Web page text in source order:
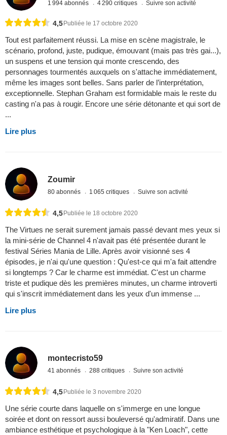
1 994 abonnés 4 290 critiques Suivre son activité
4,5 Publiée le 17 octobre 2020
Tout est parfaitement réussi. La mise en scène magistrale, le
scénario, profond, juste, pudique, émouvant (mais pas très gai...),
un suspens et une tension qui monte crescendo, des
personnages tourmentés auxquels on s'attache immédiatement,
même les images sont belles. Sans parler de l’interprétation,
exceptionnelle. Stephan Graham est formidable mais le reste du
casting n'a pas à rougir. Encore une série détonante et qui sort de
...
Lire plus
Zoumir
80 abonnés 1 065 critiques Suivre son activité
4,5Publiée le 18 octobre 2020
The Virtues ne serait surement jamais passé devant mes yeux si
la mini-série de Channel 4 n'avait pas été présentée durant le
festival Séries Mania de Lille. Après avoir visionné ses 4
épisodes, je n'ai qu'une question : Qu'est-ce qui m'a fait attendre
si longtemps ? Car le charme est immédiat. C'est un charme
triste et pudique dès les premières minutes, un charme introverti
qui s'inscrit immédiatement dans les yeux d'un immense ...
Lire plus
montecristo59
41 abonnés 288 critiques Suivre son activité
4,5Publiée le 3 novembre 2020
Une série courte dans laquelle on s'immerge en une longue
soirée et dont on ressort aussi bouleversé qu'admiratif. Dans une
ambiance esthétique et psychologique à la "Ken Loach", cette